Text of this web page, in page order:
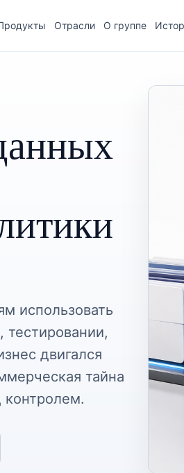
Отрасли О группе
использовать
тестировании,
двигался
тайна
контролем.